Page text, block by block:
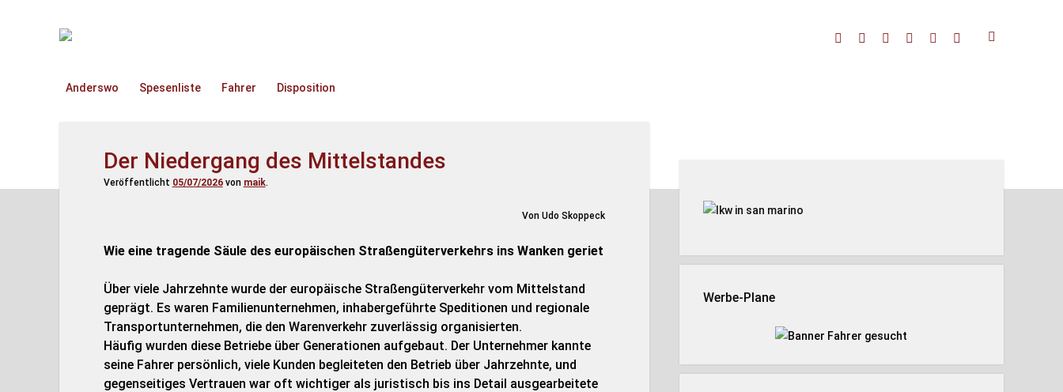
TruckOnline.de facebookthreadslinkedinyoutube
rss amazon
Anderswo Spesenliste Fahrer Disposition
Der Niedergang des Mittelstandes
Veröffentlicht 05/07/2026von maik.
Von Udo Skoppeck
Wie eine tragende Säule des europäischen Straßengüterverkehrs ins Wanken geriet
Über viele Jahrzehnte wurde der europäische Straßengüterverkehr vom Mittelstand
geprägt. Es waren Familienunternehmen, inhabergeführte Speditionen und regionale
Transportunternehmen, die den Warenverkehr zuverlässig organisierten.
Häufig wurden diese Betriebe über Generationen aufgebaut. Der Unternehmer kannte
seine Fahrer persönlich, viele Kunden begleiteten den Betrieb über Jahrzehnte, und
gegenseitiges Vertrauen war oft wichtiger als juristisch bis ins Detail ausgearbeitete
Werbe-Plane